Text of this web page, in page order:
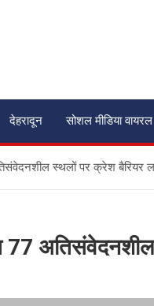
देहरादून सोशल मीडिया वायरल
स्थलों पर क्रेश बैरियर
77